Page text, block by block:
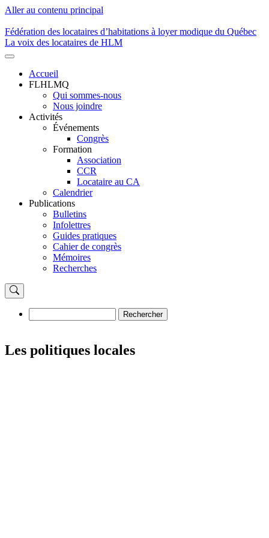
Aller au contenu principal
Fédération des locataires d’habitations à loyer modique du Québec
La voix des locataires de HLM
Navigation
principale
Accueil
FLHLMQ
Qui sommes-nous
Nous joindre
Activités
Événements
Congrès
Formation
Association
CCR
Locataire au CA
Calendrier
Publications
Bulletins
Infolettres
Guides pratiques
Cahier de congrès
Mémoires
Recherches
Rechercher
Les politiques locales